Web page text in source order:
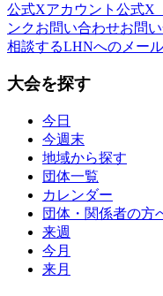
公式Xアカウント 公式X
ンクお問い合わせお問
相談するLHNへのメー
大会を探す
今日
今週末
地域から探す
団体一覧
カレンダー
団体・関係者の方
来週
今月
来月